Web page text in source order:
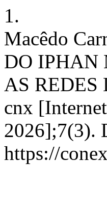
1.
Macêdo
DO IPHAN
AS
cnx
2026];7(3).
https://